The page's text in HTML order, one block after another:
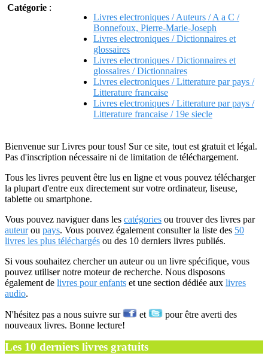
Catégorie :
Livres electroniques / Auteurs / A a C /
Bonnefoux, Pierre-Marie-Joseph
Livres electroniques / Dictionnaires et
glossaires
Livres electroniques / Dictionnaires et
glossaires / Dictionnaires
Livres electroniques / Litterature par pays /
Litterature francaise
Livres electroniques / Litterature par pays /
Litterature francaise / 19e siecle
Bienvenue sur Livres pour tous! Sur ce site, tout est gratuit et légal.
Pas d'inscription nécessaire ni de limitation de téléchargement.
Tous les livres peuvent être lus en ligne et vous pouvez télécharger
la plupart d'entre eux directement sur votre ordinateur, liseuse,
tablette ou smartphone.
Vous pouvez naviguer dans les catégories ou trouver des livres par
auteurou pays. Vous pouvez également consulter la liste des 50
livres les plus téléchargés ou des 10 derniers livres publiés.
Si vous souhaitez chercher un auteur ou un livre spécifique, vous
pouvez utiliser notre moteur de recherche. Nous disposons
également de livres pour enfants et une section dédiée aux livres
audio.
N'hésitez pas a nous suivre sur et
pour être averti des
nouveaux livres. Bonne lecture!
Les 10 derniers livres gratuits